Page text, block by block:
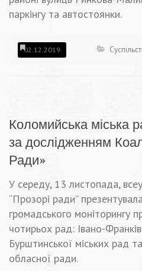
паркінгу та автостоянки.
02.12.2019
Коломийська міська
за дослідженням
Ради»
У середу, 13 листопада,
“Прозорі ради”
громадського моніторингу
чотирьох рад: Івано-
Бурштинської міських рад
обласної ради.